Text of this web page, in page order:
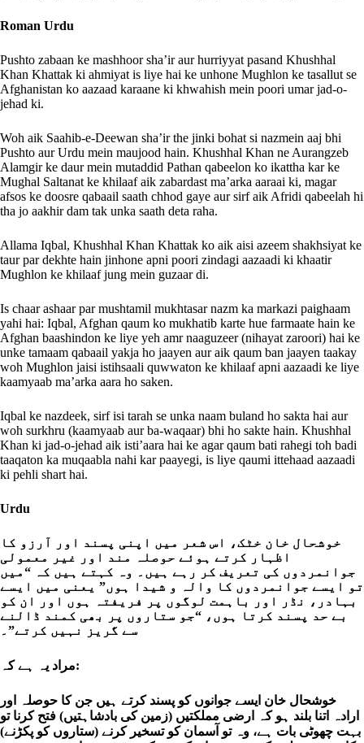
Roman Urdu
Pushto zabaan ke mashhoor sha’ir aur hurriyyat pasand Khushhal
Khan Khattak ki ahmiyat is liye hai ke unhone Mughlon ke tasallut se
Afghanistan ko aazaad karaane ki khwahish mein poori umar jad-o-
jehad ki.
Woh aik Saahib-e-Deewan sha’ir the jinki bohat si nazmein aaj bhi
Pushto aur Urdu mein maujood hain. Khushhal Khan ne Aurangzeb
Alamgir ke daur mein mutaddid Pathan qabeelon ko ikattha kar ke
Mughal Saltanat ke khilaaf aik zabardast ma’arka aaraai ki, magar
afsos ke doosre qabaail saath chhod gaye aur sirf aik Afridi qabeelah hi
tha jo aakhir dam tak unka saath deta raha.
Allama Iqbal, Khushhal Khan Khattak ko aik aisi azeem shakhsiyat ke
taur par dekhte hain jinhone apni poori zindagi aazaadi ki khaatir
Mughlon ke khilaaf jung mein guzaar di.
Is chaar ashaar par mushtamil mukhtasar nazm ka markazi paighaam
yahi hai: Iqbal, Afghan qaum ko mukhatib karte hue farmaate hain ke
Afghan baashindon ke liye yeh amr naaguzeer (nihayat zaroori) hai ke
unke tamaam qabaail yakja ho jaayen aur aik qaum ban jaayen taakay
woh Mughlon jaisi istihsaali quwwaton ke khilaaf apni aazaadi ke liye
kaamyaab ma’arka aara ho saken.
Iqbal ke nazdeek, sirf isi tarah se unka naam buland ho sakta hai aur
woh surkhru (kaamyaab aur ba-waqaar) bhi ho sakte hain. Khushhal
Khan ki jad-o-jehad aik isti’aara hai ke agar qaum bati rahegi toh badi
taaqaton ka muqaabla nahi kar paayegi, is liye qaumi ittehaad aazaadi
ki pehli shart hai.
Urdu
خوشحال خان خٹک، اس شعر میں اپنی پسند اور آرزو کا
اظہار کرتے ہوئے حوصلہ مند اور غیر معمولی
جوانمردوں کی تعریف کر رہے ہیں۔ وہ کہتے ہیں کہ “میں
تو ایسے جوانمردوں کا والہ و شیدا ہوں” یعنی میں ایسے
بہادر، نڈر اور باہمت لوگوں پر فریفتہ ہوں اور ان کو
بے حد پسند کرتا ہوں، “جو ستاروں پر بھی کمند ڈالنے
سے گریز نہیں کرتے”۔
مراد یہ ہے کہ:
خوشحال خان ایسے جوانوں کو پسند کرتے ہیں جن کا حوصلہ اور
ارادہ اتنا بلند ہو کہ ارضی مملکتیں (زمین کی بادشاہتیں) فتح کرنا تو
بہت چھوٹی بات ہے، وہ تو آسمان کو تسخیر کرنے (ستاروں کو پکڑنے)